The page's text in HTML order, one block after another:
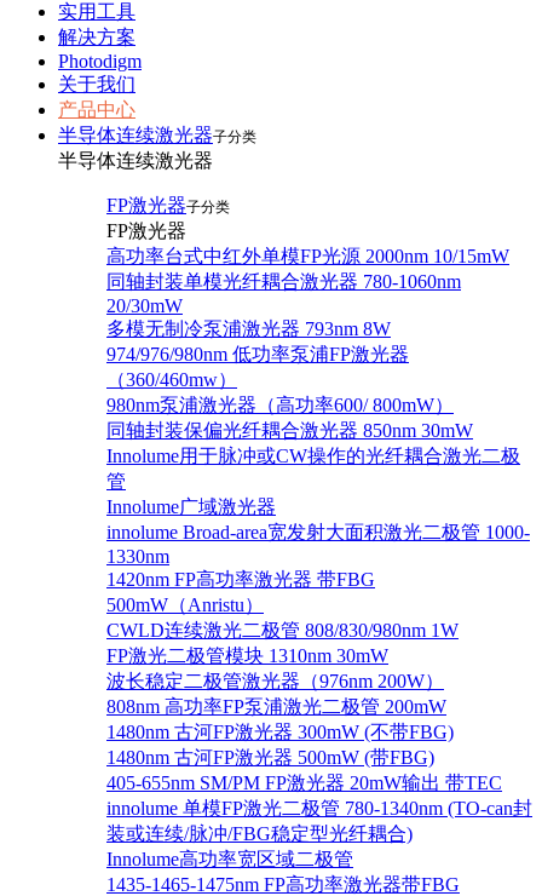
实用工具
解决方案
Photodigm
关于我们
产品中心
半导体连续激光器子分类
半导体连续激光器
FP激光器子分类
FP激光器
高功率台式中红外单模FP光源 2000nm 10/15mW
同轴封装单模光纤耦合激光器 780-1060nm
20/30mW
多模无制冷泵浦激光器 793nm 8W
974/976/980nm 低功率泵浦FP激光器
（360/460mw）
980nm泵浦激光器（高功率600/ 800mW）
同轴封装保偏光纤耦合激光器 850nm 30mW
Innolume用于脉冲或CW操作的光纤耦合激光二极
管
Innolume广域激光器
innolume Broad-area宽发射大面积激光二极管 1000-
1330nm
1420nm FP高功率激光器 带FBG
500mW（Anristu）
CWLD连续激光二极管 808/830/980nm 1W
FP激光二极管模块 1310nm 30mW
波长稳定二极管激光器（976nm 200W）
808nm 高功率FP泵浦激光二极管 200mW
1480nm 古河FP激光器 300mW (不带FBG)
1480nm 古河FP激光器 500mW (带FBG)
405-655nm SM/PM FP激光器 20mW输出 带TEC
innolume 单模FP激光二极管 780-1340nm (TO-can封
装或连续/脉冲/FBG稳定型光纤耦合)
Innolume高功率宽区域二极管
1435-1465-1475nm FP高功率激光器带FBG